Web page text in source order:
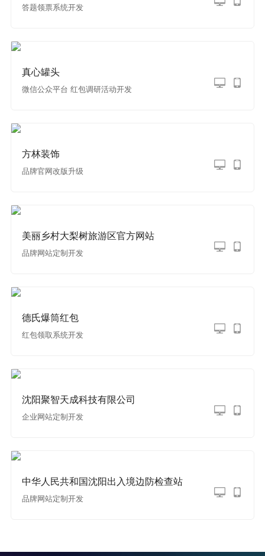
答题领票系统开发
真心罐头
微信公众平台 红包调研活动开发
方林装饰
品牌官网改版升级
美丽乡村大梨树旅游区官方网站
品牌网站定制开发
德氏爆筒红包
红包领取系统开发
沈阳聚智天成科技有限公司
企业网站定制开发
中华人民共和国沈阳出入境边防检查站
品牌网站定制开发